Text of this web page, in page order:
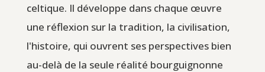
celtique. Il développe dans chaque œuvre
une réflexion sur la tradition, la civilisation,
l'histoire, qui ouvrent ses perspectives bien
au-delà de la seule réalité bourguignonne